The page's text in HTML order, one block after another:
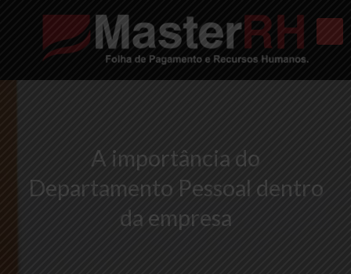
A importância do
Departamento Pessoal dentro
da empresa